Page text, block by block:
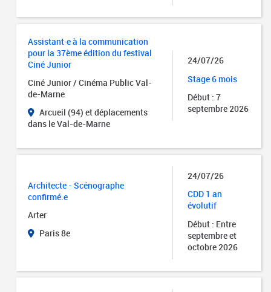
Assistant·e à la communication
pour la 37ème édition du festival
Ciné Junior
Ciné Junior / Cinéma Public Val-
de-Marne
Arcueil (94) et déplacements
dans le Val-de-Marne
24/07/26
Stage 6 mois
Début : 7
septembre 2026
Architecte - Scénographe
confirmé.e
Arter
Paris 8e
24/07/26
CDD 1 an
évolutif
Début : Entre
septembre et
octobre 2026